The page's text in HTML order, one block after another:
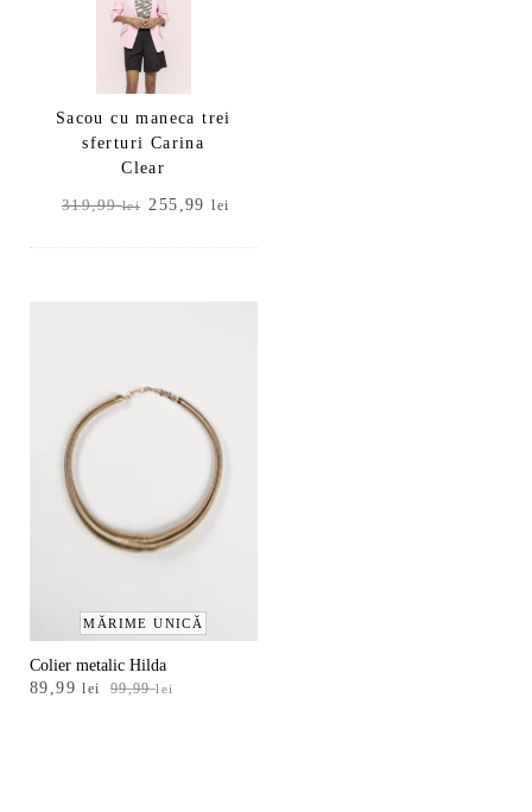
Sacou cu maneca trei
sferturi Carina
Clear
319,99lei
Prețul
a
255,99lei
este:
MĂRIME UNICĂ
Colier metalic Hilda
99,99lei
Prețul
89,99lei
Prețul